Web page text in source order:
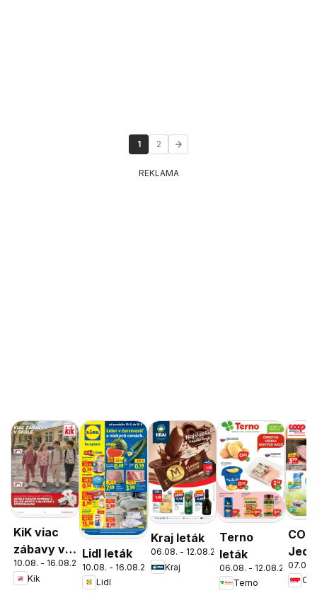
1 2
REKLAMA
KiK viac
zábavy v
škole
10.08. - 16.08.2026
Kik
Lidl leták
10.08. - 16.08.2026
Lidl
Kraj leták
06.08. - 12.08.2026
Kraj
Terno
leták
06.08. - 12.08.2026
Terno
cez
ešte
07.08.